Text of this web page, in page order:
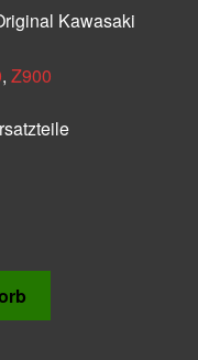
Kawasaki
, Z900